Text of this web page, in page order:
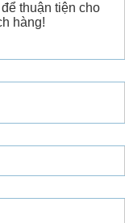
thuận tiện cho
hàng!